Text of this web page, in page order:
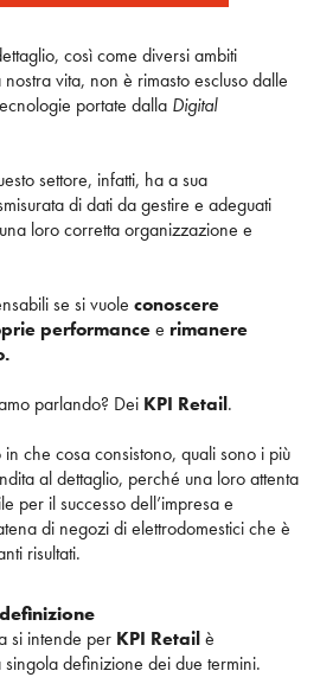
così come diversi ambiti
vita, non è rimasto escluso dalle
portate dalla Digital
settore, infatti, ha a sua
di dati da gestire e adeguati
loro corretta organizzazione e
se si vuole conoscere
performancee rimanere
parlando? Dei KPI Retail.
che cosa consistono, quali sono i più
al dettaglio, perché una loro attenta
per il successo dell’impresa e
di negozi di elettrodomestici che è
risultati.
si intende per KPI Retailè
definizione dei due termini.